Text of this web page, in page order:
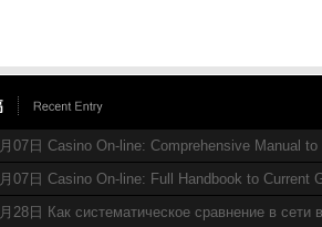
07日 Casino On-line: Comprehensive Manual
07日 Casino On-line: Full Handbook to Current
28日 Как систематическое сравнение в сети